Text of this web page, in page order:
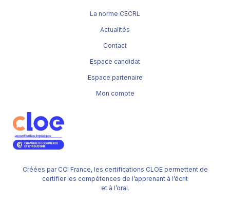
Créées par CCI France, les certifications CLOE permettent de
certifier les compétences de l’apprenant à l’écrit
et à l’oral.
La norme CECRL
Actualités
Contact
Espace candidat
Espace partenaire
Mon compte